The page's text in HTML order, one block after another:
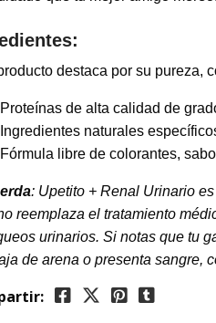
destaca por su pureza,
Proteínas de alta calidad de
Ingredientes naturales
Fórmula libre de colorantes,
: Upetito + Renal Urinario
reemplaza el tratamiento
urinarios. Si notas que tu
de arena o presenta sangre,